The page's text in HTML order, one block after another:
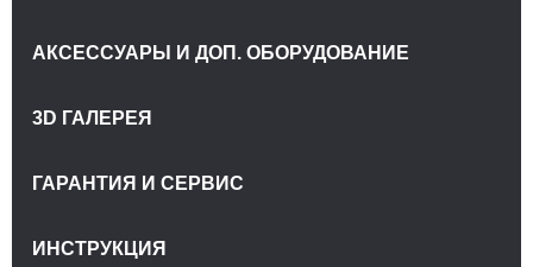
АКСЕССУАРЫ И ДОП. ОБОРУДОВАНИЕ
3D ГАЛЕРЕЯ
ГАРАНТИЯ И СЕРВИС
ИНСТРУКЦИЯ